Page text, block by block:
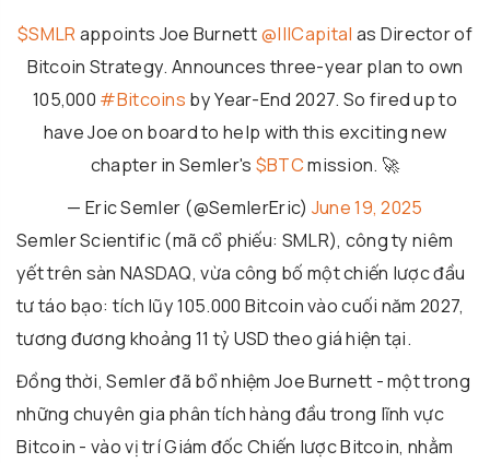
$SMLR appoints Joe Burnett@IIICapital as Director of
Bitcoin Strategy. Announces three-year plan to own
105,000 #Bitcoins by Year-End 2027. So fired up to
have Joe on board to help with this exciting new
chapter in Semler's $BTCmission. 🚀
— Eric Semler (@SemlerEric) June 19, 2025
Semler Scientific (mã cổ phiếu: SMLR), công ty niêm
yết trên sàn NASDAQ, vừa công bố một chiến lược đầu
tư táo bạo: tích lũy 105.000 Bitcoin vào cuối năm 2027,
tương đương khoảng 11 tỷ USD theo giá hiện tại.
Đồng thời, Semler đã bổ nhiệm Joe Burnett - một trong
những chuyên gia phân tích hàng đầu trong lĩnh vực
Bitcoin - vào vị trí Giám đốc Chiến lược Bitcoin, nhằm